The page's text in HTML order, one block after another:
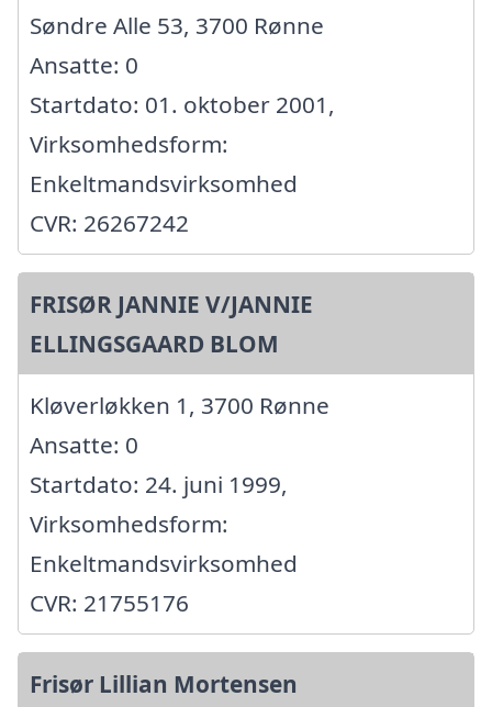
Søndre Alle 53, 3700 Rønne
Ansatte: 0
Startdato: 01. oktober 2001,
Virksomhedsform:
Enkeltmandsvirksomhed
CVR: 26267242
FRISØR JANNIE V/JANNIE
ELLINGSGAARD BLOM
Kløverløkken 1, 3700 Rønne
Ansatte: 0
Startdato: 24. juni 1999,
Virksomhedsform:
Enkeltmandsvirksomhed
CVR: 21755176
Frisør Lillian Mortensen